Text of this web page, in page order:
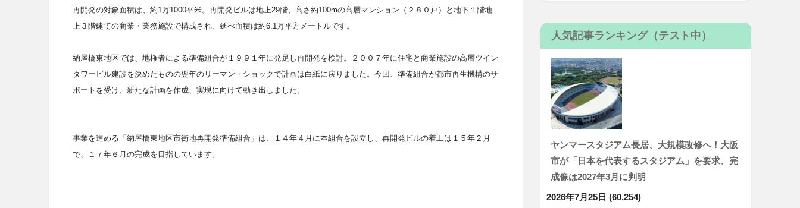
再開発の対象面積は、約1万1000平米。再開発ビルは地上29階、高さ約100mの高層マンション（２８０戸）と地下１階地
上３階建ての商業・業務施設で構成され、延べ面積は約6.1万平方メートルです。
納屋橋東地区では、地権者による準備組合が１９９１年に発足し再開発を検討。２００７年に住宅と商業施設の高層ツイン
タワービル建設を決めたものの翌年のリーマン・ショックで計画は白紙に戻りました。今回、準備組合が都市再生機構のサ
ポートを受け、新たな計画を作成、実現に向けて動き出しました。
事業を進める「納屋橋東地区市街地再開発準備組合」は、１４年４月に本組合を設立し、再開発ビルの着工は１５年２月
で、１７年６月の完成を目指しています。
人気記事ランキング（テスト中）
ヤンマースタジアム長居、大規模改修へ！大阪
市が「日本を代表するスタジアム」を要求、完
成像は2027年3月に判明
2026年7月25日 (60,254)